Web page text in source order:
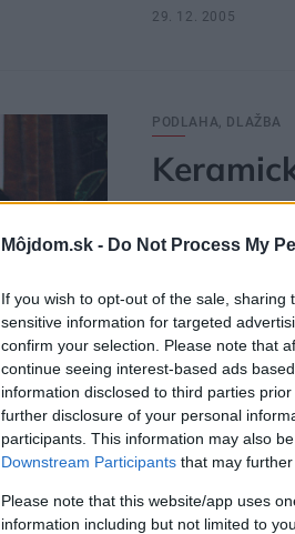
Môjdom.sk - Do Not Process My
If you wish to opt-out of the sale,
sensitive information for targeted
confirm your selection. Please note that
continue seeing interest-based ads
information disclosed to third parties
further disclosure of your personal
participants. This information may also
Downstream Participants that may
Please note that this website/app uses
information including but not limited to
29. 12. 2005
PODLAHA, DLAŽBA
byt. Do kúpeľne a
protisklzovú
mokrom prostredí
dlaždice pôsobia
dokonca sa
Dlažba má výborný
akumuluje a potom